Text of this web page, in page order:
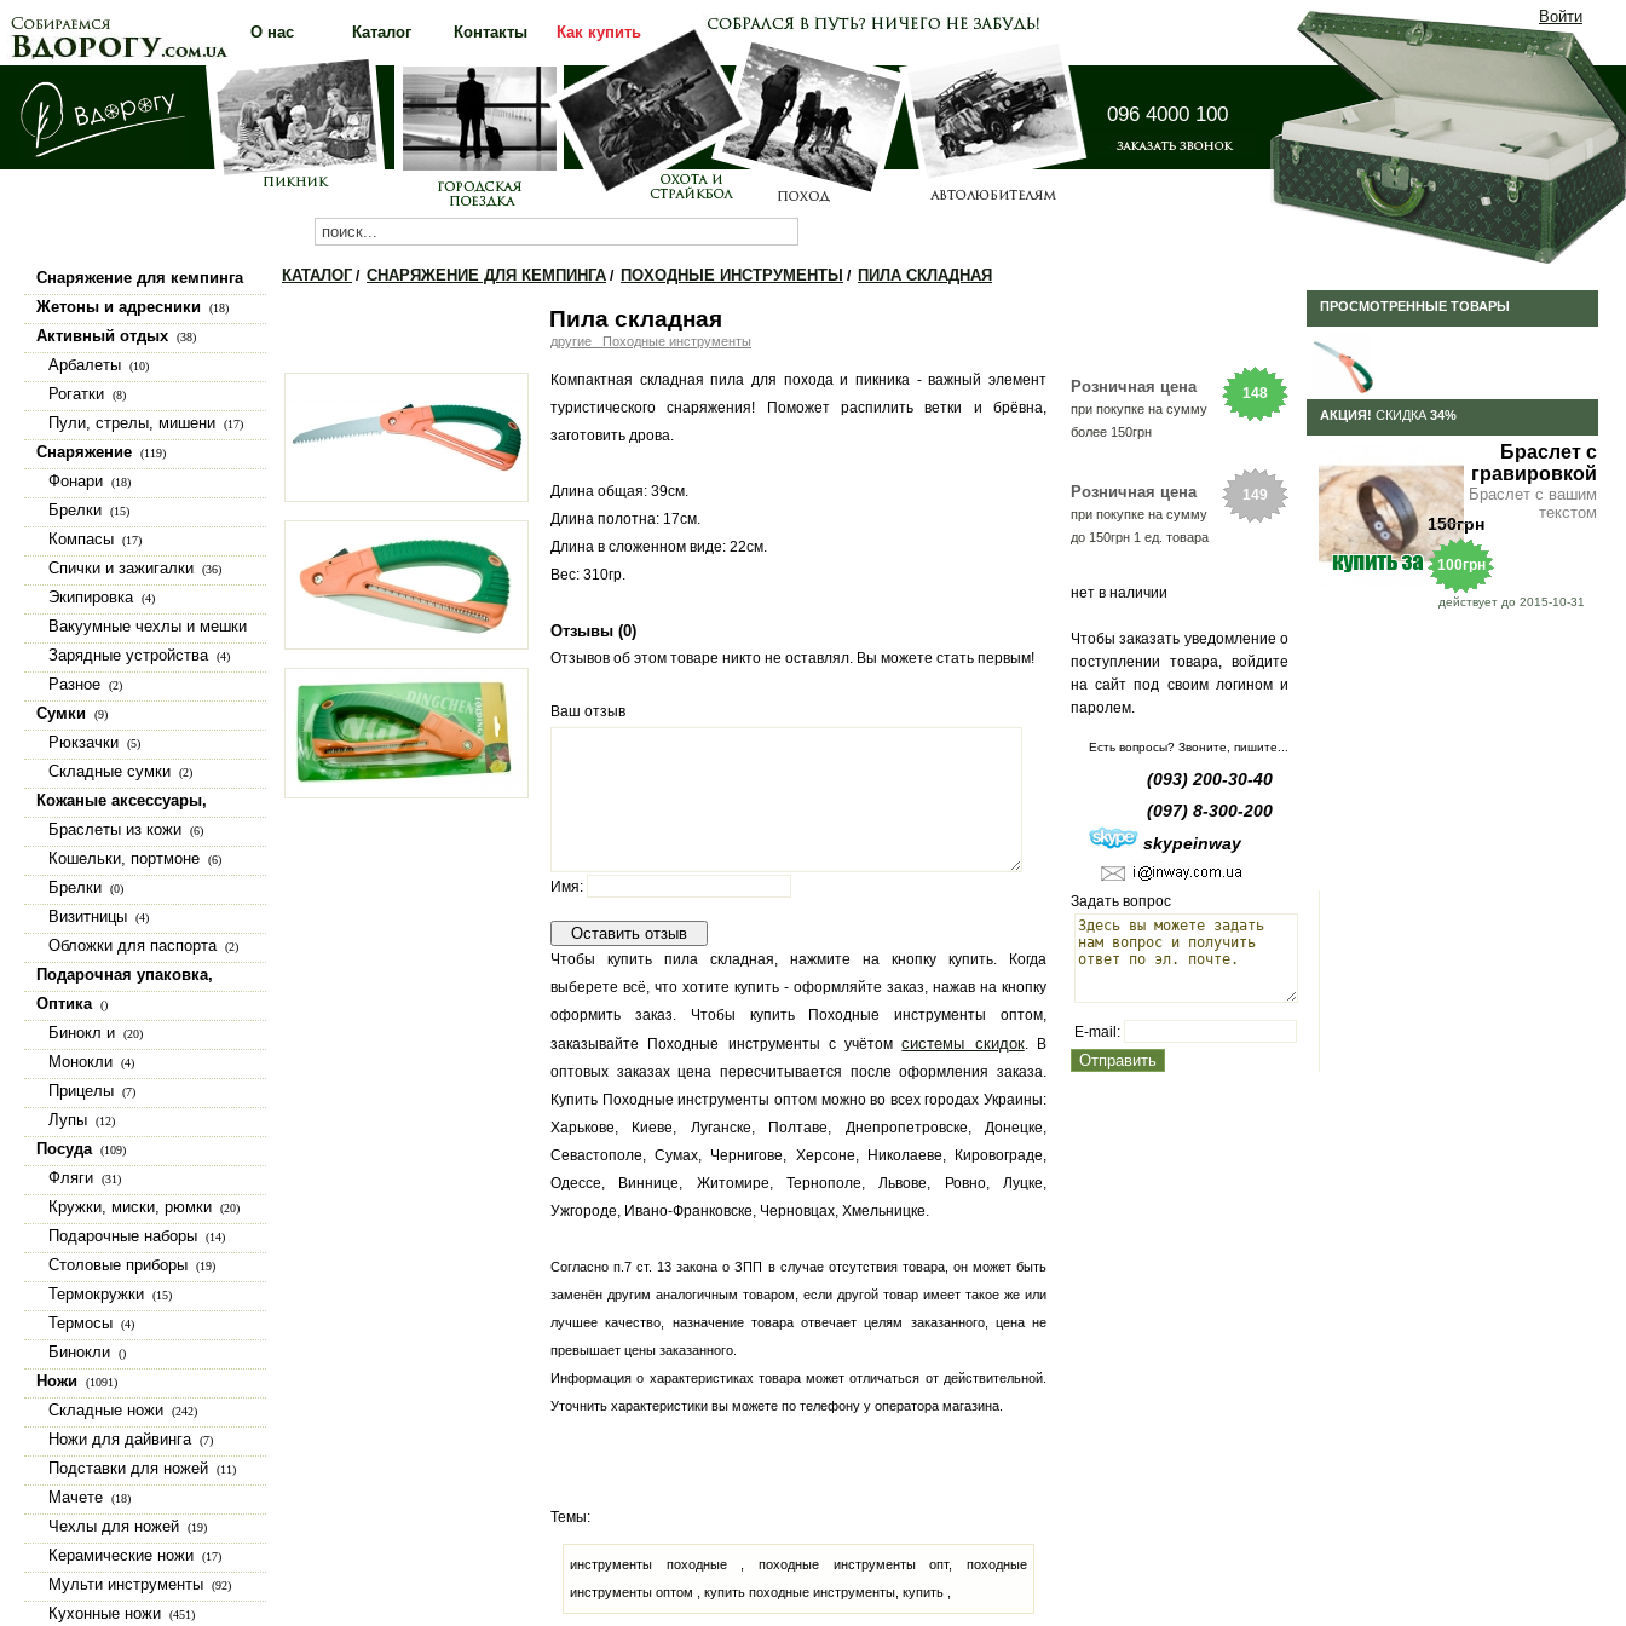
096 4000 100
О нас Каталог Контакты Как купить
Прайс-лист
Каталог
Снаряжение для кемпинга
(100)
Жетоны и адресники (18)
Активный отдых (38)
Арбалеты (10)
Рогатки (8)
Пули, стрелы, мишени (17)
Снаряжение (119)
Фонари (18)
Брелки (15)
Компасы (17)
Спички и зажигалки (36)
Экипировка (4)
Вакуумные чехлы и мешки
Зарядные устройства (4)
Разное (2)
Сумки (9)
Рюкзачки (5)
Складные сумки (2)
Кожаные аксессуары,
изделия из натуральной кожи
(23)
Браслеты из кожи (6)
Кошельки, портмоне (6)
Брелки (0)
Визитницы (4)
Обложки для паспорта (2)
Подарочная упаковка,
коробки, шкатулки
Оптика ()
Бинокл и (20)
Монокли (4)
Прицелы (7)
Лупы (12)
Посуда (109)
Фляги (31)
Кружки, миски, рюмки (20)
Подарочные наборы (14)
Столовые приборы (19)
Термокружки (15)
Термосы (4)
Бинокли ()
Ножи (1091)
Складные ножи (242)
Ножи для дайвинга (7)
Подставки для ножей (11)
Мачете (18)
Чехлы для ножей (19)
Керамические ножи (17)
Мульти инструменты (92)
Кухонные ножи (451)
КАТАЛОГ / СНАРЯЖЕНИЕ ДЛЯ КЕМПИНГА / ПОХОДНЫЕ ИНСТРУМЕНТЫ / ПИЛА СКЛАДНАЯ
Пила складная
другие _Походные инструменты
Компактная складная пила для похода и пикника - важный элемент
туристического снаряжения! Поможет распилить ветки и брёвна,
заготовить дрова.
Длина общая: 39см.
Длина полотна: 17см.
Длина в сложенном виде: 22см.
Вес: 310гр.
Отзывы (0)
Отзывов об этом товаре никто не оставлял. Вы можете стать первым!
Ваш отзыв
Имя:
Чтобы купить пила складная, нажмите на кнопку купить. Когда
выберете всё, что хотите купить - оформляйте заказ, нажав на кнопку
оформить заказ. Чтобы купить Походные инструменты оптом,
заказывайте Походные инструменты с учётомсистемы скидок. В
оптовых заказах цена пересчитывается после оформления заказа.
Купить Походные инструменты оптом можно во всех городах Украины:
Харькове, Киеве, Луганске, Полтаве, Днепропетровске, Донецке,
Севастополе, Сумах, Чернигове, Херсоне, Николаеве, Кировограде,
Одессе, Виннице, Житомире, Тернополе, Львове, Ровно, Луцке,
Ужгороде, Ивано-Франковске, Черновцах, Хмельницке.
Согласно п.7 ст. 13 закона о ЗПП в случае отсутствия товара, он может быть
заменён другим аналогичным товаром, если другой товар имеет такое же или
лучшее качество, назначение товара отвечает целям заказанного, цена не
превышает цены заказанного.
Информация о характеристиках товара может отличаться от действительной.
Уточнить характеристики вы можете по телефону у оператора магазина.
Темы:
инструменты походные , походные инструменты опт, походные
инструменты оптом , купить походные инструменты, купить ,
148
Розничная цена
при покупке на сумму
более 150грн
149
Розничная цена
при покупке на сумму
до 150грн 1 ед. товара
нет в наличии
Чтобы заказать уведомление о
поступлении товара, войдите
на сайт под своим логином и
паролем.
Есть вопросы? Звоните, пишите...
(093) 200-30-40
(097) 8-300-200
skypeinway
Задать вопрос
E-mail:
ПРОСМОТРЕННЫЕ ТОВАРЫ
АКЦИЯ! СКИДКА 34%
Браслет с
гравировкой
Браслет с вашим
текстом
150грн
100грн
действует до 2015-10-31
Войти